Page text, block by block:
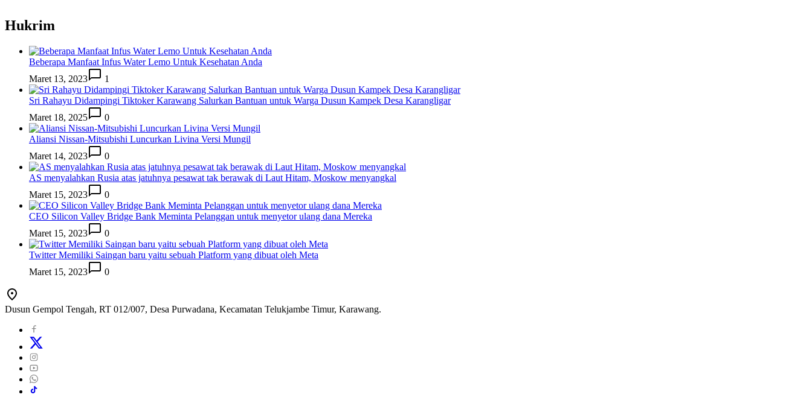
Hukrim
Beberapa Manfaat Infus Water Lemo Untuk Kesehatan Anda
Maret 13, 2023
1
Sri Rahayu Didampingi Tiktoker Karawang Salurkan Bantuan untuk Warga Dusun Kampek Desa Karangligar
Maret 18, 2025
0
Aliansi Nissan-Mitsubishi Luncurkan Livina Versi Mungil
Maret 14, 2023
0
AS menyalahkan Rusia atas jatuhnya pesawat tak berawak di Laut Hitam, Moskow menyangkal
Maret 15, 2023
0
CEO Silicon Valley Bridge Bank Meminta Pelanggan untuk menyetor ulang dana Mereka
Maret 15, 2023
0
Twitter Memiliki Saingan baru yaitu sebuah Platform yang dibuat oleh Meta
Maret 15, 2023
0
Dusun Gempol Tengah, RT 012/007, Desa Purwadana, Kecamatan Telukjambe Timur, Karawang.